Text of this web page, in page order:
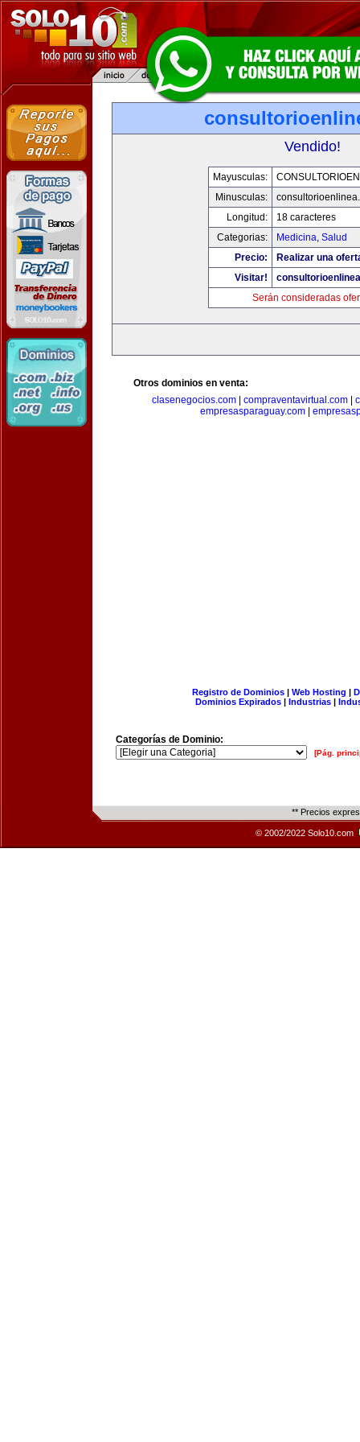
Vendido!
Mayusculas:
Minusculas:
Longitud:
18 caracteres
Categorias:
Medicina, Salud
Precio:
Realizar una
Visitar!
Serán consideradas
Otros dominios en venta:
clasenegocios.com| compraventavirtual.com|
empresasparaguay.com|
Registro de Dominios| Web Hosting |
Dominios Expirados | Industrias |
Categorías de Dominio:
[Pág.
** Precios
© 2002/2022 Solo10.com